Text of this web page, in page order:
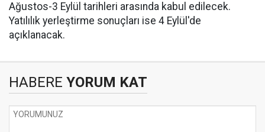
Ağustos-3 Eylül tarihleri arasında kabul edilecek.
Yatılılık yerleştirme sonuçları ise 4 Eylül'de
açıklanacak.
HABERE YORUM KAT